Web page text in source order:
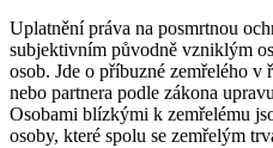
Uplatnění práva na posmrtnou
subjektivním původně vzniklým
osob. Jde o příbuzné zemřelého v
nebo partnera podle zákona
Osobami blízkými k zemřelému
osoby, které spolu se zemřelým